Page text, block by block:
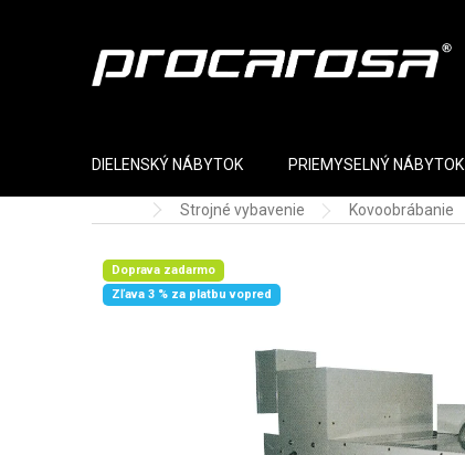
DIELENSKÝ NÁBYTOK PRIEMYSELNÝ NÁBYTOK
Domov Strojné vybavenie Kovoobrábanie
Doprava zadarmo
Zľava 3 % za platbu vopred